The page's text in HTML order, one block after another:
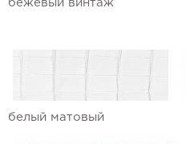
бежевый винтаж
белый матовый